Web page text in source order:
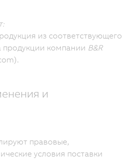
из соответствующего
продукции компании B&R
и
правовые,
условия поставки